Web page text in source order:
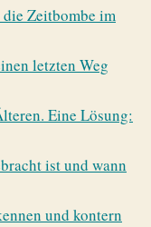
die Zeitbombe im
letzten Weg
Eine Lösung:
ist und wann
und kontern